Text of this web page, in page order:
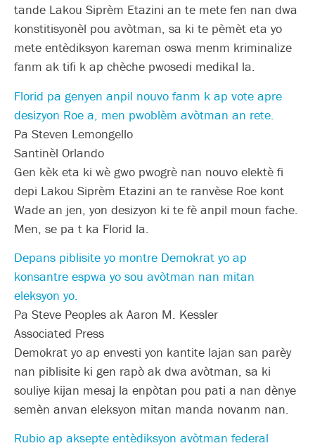
tande Lakou Siprèm Etazini an te mete fen nan dwa
konstitisyonèl pou avòtman, sa ki te pèmèt eta yo
mete entèdiksyon kareman oswa menm kriminalize
fanm ak tifi k ap chèche pwosedi medikal la.
Florid pa genyen anpil nouvo fanm k ap vote apre
desizyon Roe a, men pwoblèm avòtman an rete.
Pa Steven Lemongello
Santinèl Orlando
Gen kèk eta ki wè gwo pwogrè nan nouvo elektè fi
depi Lakou Siprèm Etazini an te ranvèse Roe kont
Wade an jen, yon desizyon ki te fè anpil moun fache.
Men, se pa t ka Florid la.
Depans piblisite yo montre Demokrat yo ap
konsantre espwa yo sou avòtman nan mitan
eleksyon yo.
Pa Steve Peoples ak Aaron M. Kessler
Associated Press
Demokrat yo ap envesti yon kantite lajan san parèy
nan piblisite ki gen rapò ak dwa avòtman, sa ki
souliye kijan mesaj la enpòtan pou pati a nan dènye
semèn anvan eleksyon mitan manda novanm nan.
Rubio ap aksepte entèdiksyon avòtman federal